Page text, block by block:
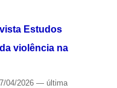
Estudos
violência na
04/2026 — última